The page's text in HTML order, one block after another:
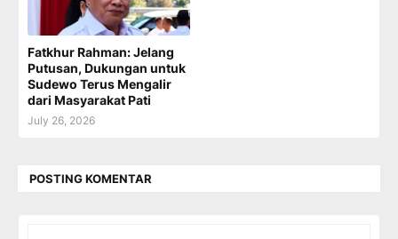
Fatkhur Rahman: Jelang
Putusan, Dukungan untuk
Sudewo Terus Mengalir
dari Masyarakat Pati
July 26, 2026
POSTING KOMENTAR